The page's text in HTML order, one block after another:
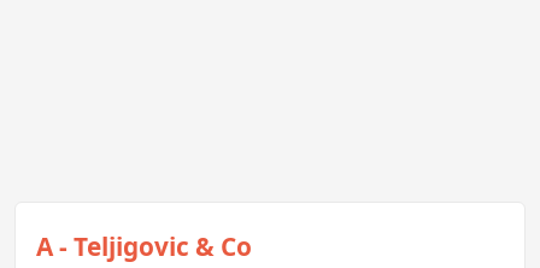
A - Teljigovic & Co